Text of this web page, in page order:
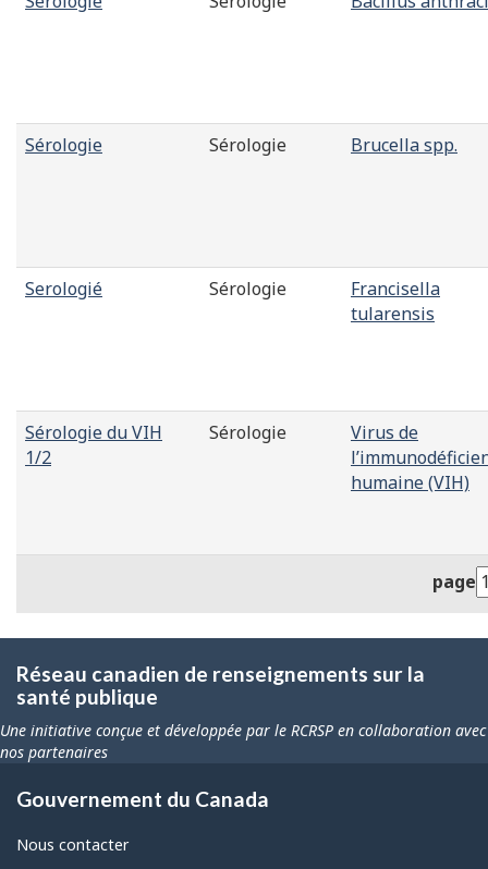
page
Sérologie Sérologie Brucella spp.
Serologié Sérologie
Francisella
tularensis
Sérologie du VIH
1/2
Sérologie
Virus de
humaine (VIH)
Réseau canadien de renseignements sur la
santé publique
Une initiative conçue et développée par le RCRSP en collaboration avec
nos partenaires
Gouvernement du Canada
Nous contacter